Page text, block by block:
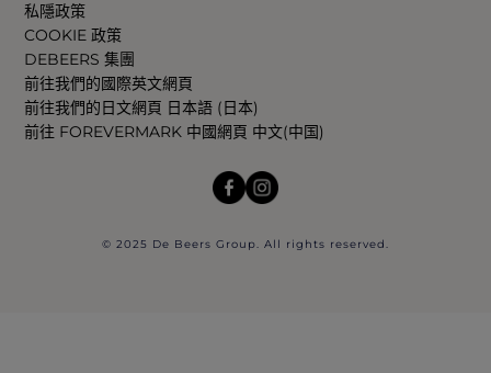
私隱政策
COOKIE 政策
DEBEERS 集團
前往我們的國際英文網頁
前往我們的日文網頁 日本語 (日本)
前往 FOREVERMARK 中國網頁 中文(中国)
© 2025 De Beers Group. All rights reserved.